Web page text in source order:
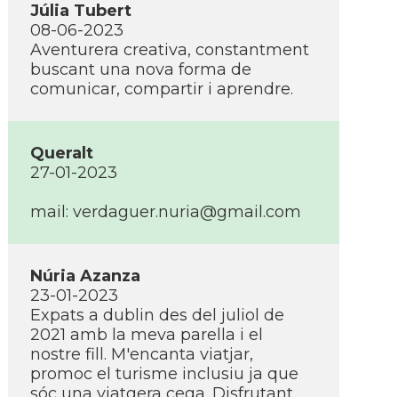
Júlia Tubert
08-06-2023
Aventurera creativa, constantment
buscant una nova forma de
comunicar, compartir i aprendre.
Queralt
27-01-2023
mail: verdaguer.nuria@gmail.com
Núria Azanza
23-01-2023
Expats a dublin des del juliol de
2021 amb la meva parella i el
nostre fill. M'encanta viatjar,
promoc el turisme inclusiu ja que